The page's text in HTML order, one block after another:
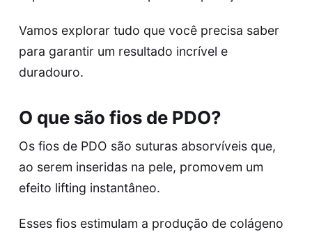
Vamos explorar tudo que você precisa saber
para garantir um resultado incrível e
duradouro.
O que são fios de PDO?
Os fios de PDO são suturas absorvíveis que,
ao serem inseridas na pele, promovem um
efeito lifting instantâneo.
Esses fios estimulam a produção de colágeno